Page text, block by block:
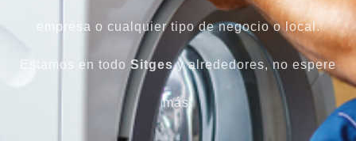
empresa o cualquier tipo de negocio o local.
Estamos en todo Sitgesy alrededores, no espere
más.